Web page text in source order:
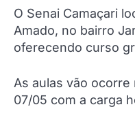
O Senai Camaçari
Amado, no bairro
oferecendo curso
As aulas vão ocorre
07/05 com a carga